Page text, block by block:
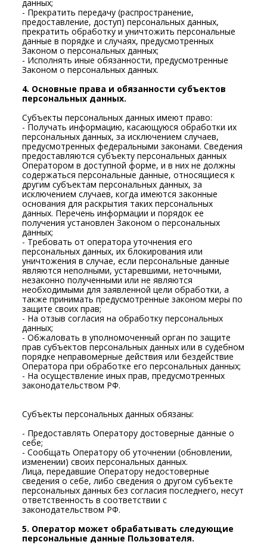
данных;
- Прекратить передачу (распространение,
предоставление, доступ) персональных данных,
прекратить обработку и уничтожить персональные
данные в порядке и случаях, предусмотренных
Законом о персональных данных;
- Исполнять иные обязанности, предусмотренные
Законом о персональных данных.
4. Основные права и обязанности субъектов
персональных данных.
Субъекты персональных данных имеют право:
- Получать информацию, касающуюся обработки их
персональных данных, за исключением случаев,
предусмотренных федеральными законами. Сведения
предоставляются субъекту персональных данных
Оператором в доступной форме, и в них не должны
содержаться персональные данные, относящиеся к
другим субъектам персональных данных, за
исключением случаев, когда имеются законные
основания для раскрытия таких персональных
данных. Перечень информации и порядок ее
получения установлен Законом о персональных
данных;
- Требовать от оператора уточнения его
персональных данных, их блокирования или
уничтожения в случае, если персональные данные
являются неполными, устаревшими, неточными,
незаконно полученными или не являются
необходимыми для заявленной цели обработки, а
также принимать предусмотренные законом меры по
защите своих прав;
- На отзыв согласия на обработку персональных
данных;
- Обжаловать в уполномоченный орган по защите
прав субъектов персональных данных или в судебном
порядке неправомерные действия или бездействие
Оператора при обработке его персональных данных;
- На осуществление иных прав, предусмотренных
законодательством РФ.
Субъекты персональных данных обязаны:
- Предоставлять Оператору достоверные данные о
себе;
- Сообщать Оператору об уточнении (обновлении,
изменении) своих персональных данных.
Лица, передавшие Оператору недостоверные
сведения о себе, либо сведения о другом субъекте
персональных данных без согласия последнего, несут
ответственность в соответствии с
законодательством РФ.
5. Оператор может обрабатывать следующие
персональные данные Пользователя.